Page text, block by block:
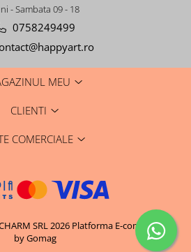
- Sambata 09 - 18
0758249499
MEU
CLIENTI
COMERCIALE
SRL 2026 Platforma E-commerce
by Gomag